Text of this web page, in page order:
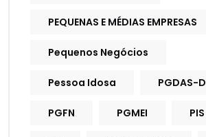
PEQUENAS E MÉDIAS EMPRESAS
Pequenos Negócios
Pessoa Idosa PGDAS-D
PGFN PGMEI PIS